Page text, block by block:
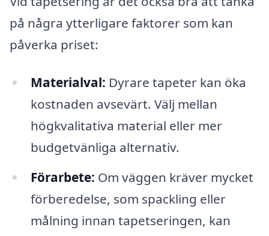
på några ytterligare faktorer som kan
påverka priset:
Materialval: Dyrare tapeter kan öka
kostnaden avsevärt. Välj mellan
högkvalitativa material eller mer
budgetvänliga alternativ.
Förarbete: Om väggen kräver mycket
förberedelse, som spackling eller
målning innan tapetseringen, kan